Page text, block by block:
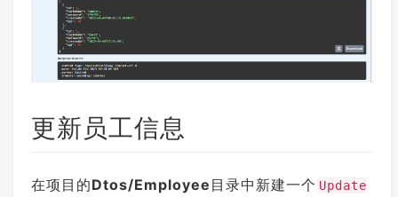
更新员工信息
在项目的Dtos/Employee 目录中新建一个 Update